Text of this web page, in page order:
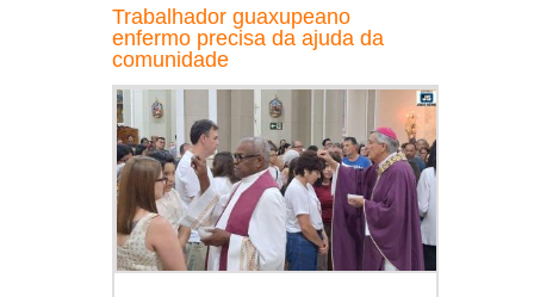
Trabalhador guaxupeano
enfermo precisa da ajuda da
comunidade